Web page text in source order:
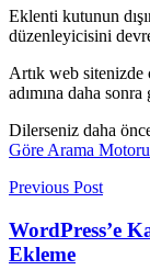
Eklenti kutunun
düzenleyicisini devre
Artık web sitenizde
adımına daha
Dilerseniz daha
Göre Arama
Previous Post
WordPress’e
Ekleme